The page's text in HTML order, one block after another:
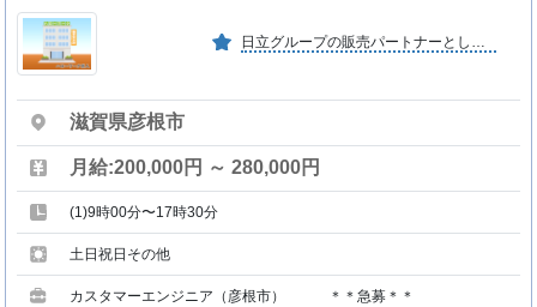
滋賀県彦根市
月給:200,000円 ～ 280,000円
(1)9時00分〜17時30分
土日祝日その他
カスタマーエンジニア（彦根市） ＊＊急募＊＊